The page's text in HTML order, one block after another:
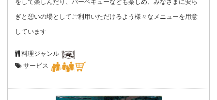
をして楽しんだり、バーベキューなども楽しめ、みなさまに安ら
ぎと憩いの場としてご利用いただけるよう様々なメニューを用意
しています
料理ジャンル
サービス